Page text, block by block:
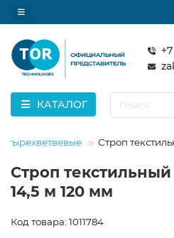
КАТАЛОГ
Строп
Строп текстильный
14,5 м 120 мм
Код товара: 1011784